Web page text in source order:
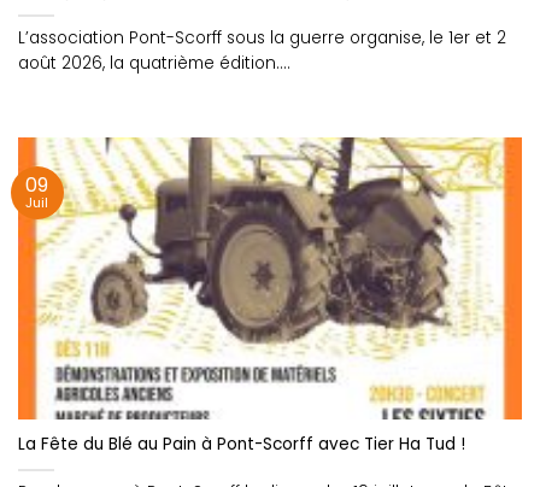
L’association Pont-Scorff sous la guerre organise, le 1er et 2
août 2026, la quatrième édition....
La Fête du Blé au Pain à Pont-Scorff avec Tier Ha Tud !
09
Juil